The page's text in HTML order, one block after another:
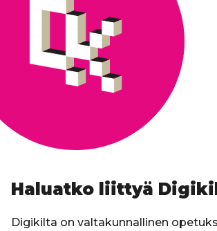
Haluatko liittyä
Digikilta on valtakunnallinen